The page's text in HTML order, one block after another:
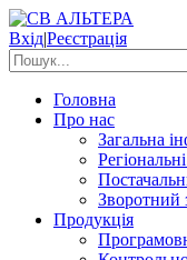
Вхід|Реєстрація
Головна
Про нас
Загальна
Зворотний
Продукція